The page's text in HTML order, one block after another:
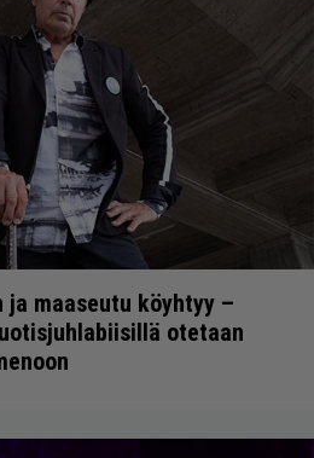
maaseutu köyhtyy –
otetaan